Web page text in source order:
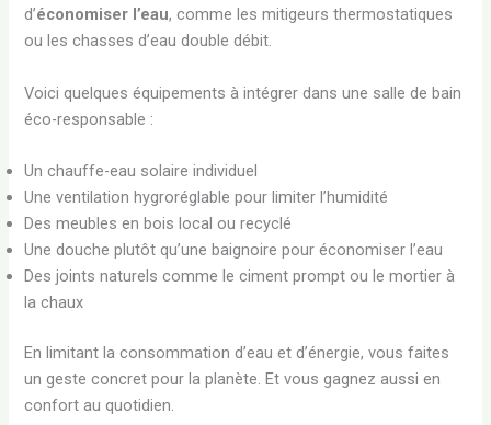
d’économiser l’eau, comme les mitigeurs thermostatiques
ou les chasses d’eau double débit.
Voici quelques équipements à intégrer dans une salle de bain
éco-responsable :
Un chauffe-eau solaire individuel
Une ventilation hygroréglable pour limiter l’humidité
Des meubles en bois local ou recyclé
Une douche plutôt qu’une baignoire pour économiser l’eau
Des joints naturels comme le ciment prompt ou le mortier à
la chaux
En limitant la consommation d’eau et d’énergie, vous faites
un geste concret pour la planète. Et vous gagnez aussi en
confort au quotidien.